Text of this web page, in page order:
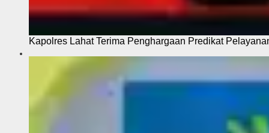
Kapolres Lahat Terima Penghargaan Predikat